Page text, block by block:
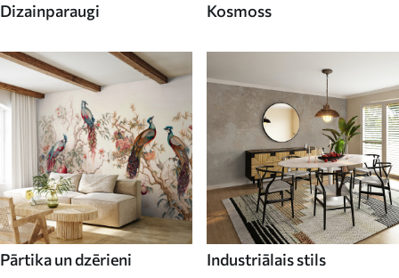
Dizainparaugi Kosmoss
Pārtika un dzērieni Industriālais stils